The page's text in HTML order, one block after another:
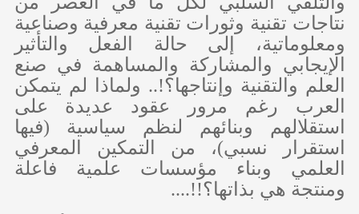
نتاجات تقنية وثورات تقنية معرفية وصناعية
ومعلوماتية، إلى حالة الفعل والتأثير
الإيجابي والمشاركة والمساهمة في صنع
العلم والتقنية وإنتاجها؟!.. ولماذا لم يتمكن
العرب رغم مرور عقود عديدة على
استقلالهم وبنائهم لنظم سياسية (فيها
استقرار نسبي)، من التمكين المعرفي
العلمي وبناء مؤسسات علمية فاعلة
ومنتجة هي بذاتها؟!!....